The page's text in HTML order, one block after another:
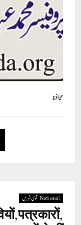
محافظ
National قومی خبریں